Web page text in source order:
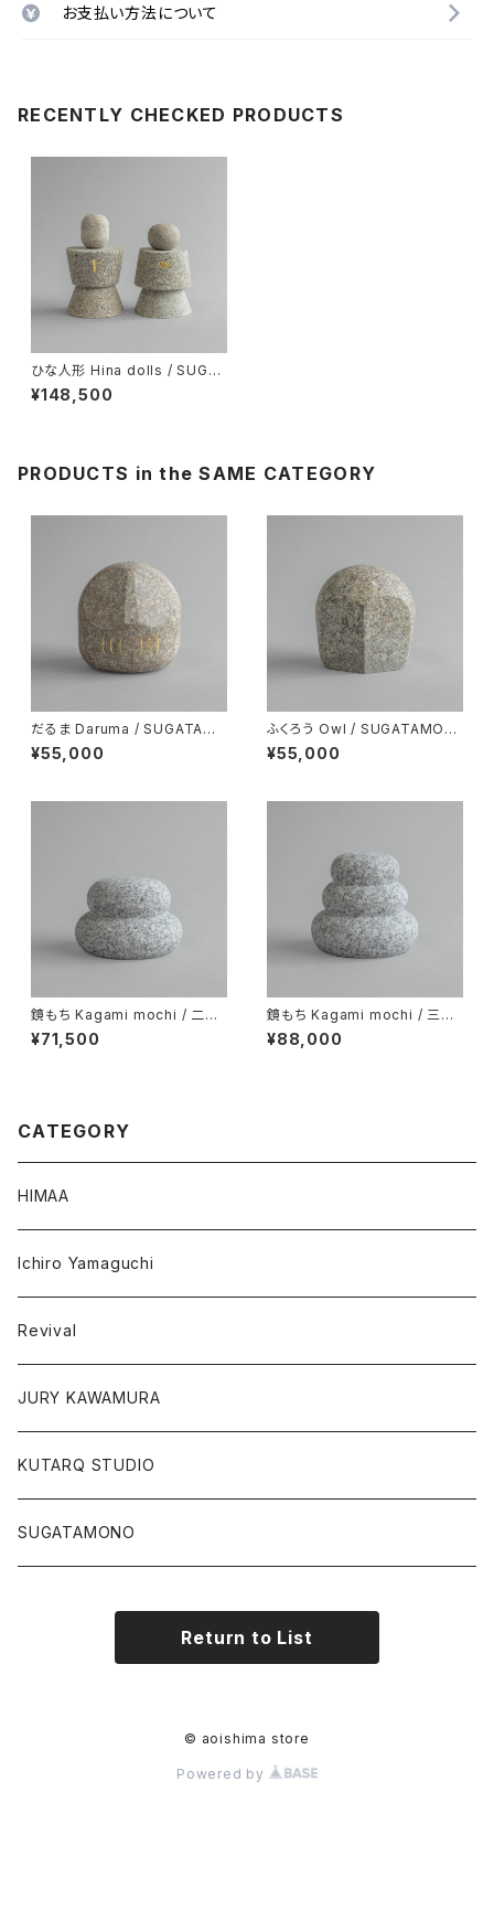
お支払い方法について
RECENTLY CHECKED PRODUCTS
ひな人形 Hina dolls / SUGAT
AMONO
¥148,500
PRODUCTS in the SAME CATEGORY
だるま Daruma / SUGATAM
ONO
¥55,000
ふくろう Owl / SUGATAMON
O
¥55,000
鏡もち Kagami mochi / 二段
/ SUGATAMONO
¥71,500
鏡もち Kagami mochi / 三段
/ SUGATAMONO
¥88,000
CATEGORY
HIMAA
Ichiro Yamaguchi
Revival
JURY KAWAMURA
KUTARQ STUDIO
SUGATAMONO
Return to List
© aoishima store
Powered by